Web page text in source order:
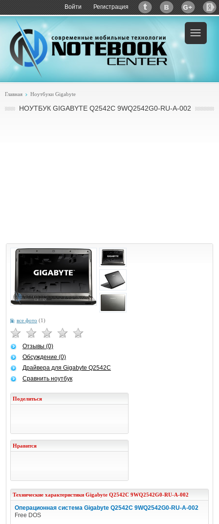
Войти Регистрация
Пример:купить Gigabyte Q2542C
Главная Ноутбуки Gigabyte
НОУТБУК GIGABYTE Q2542C 9WQ2542G0-RU-A-002
все фото (1)
Отзывы (0)
Обсуждение (0)
Драйвера для Gigabyte Q2542C
Сравнить ноутбук
Поделиться
Нравится
Технические характеристики Gigabyte Q2542C 9WQ2542G0-RU-A-002
Операционная система Gigabyte Q2542C 9WQ2542G0-RU-A-002
Free DOS